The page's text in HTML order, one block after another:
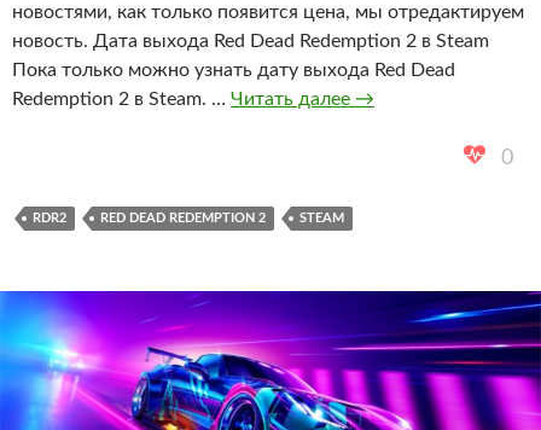
новостями, как только появится цена, мы отредактируем
новость. Дата выхода Red Dead Redemption 2 в Steam
Пока только можно узнать дату выхода Red Dead
Redemption 2 в Steam. … Читать далее Дата
→
0
RDR2 RED DEAD REDEMPTION 2 STEAM